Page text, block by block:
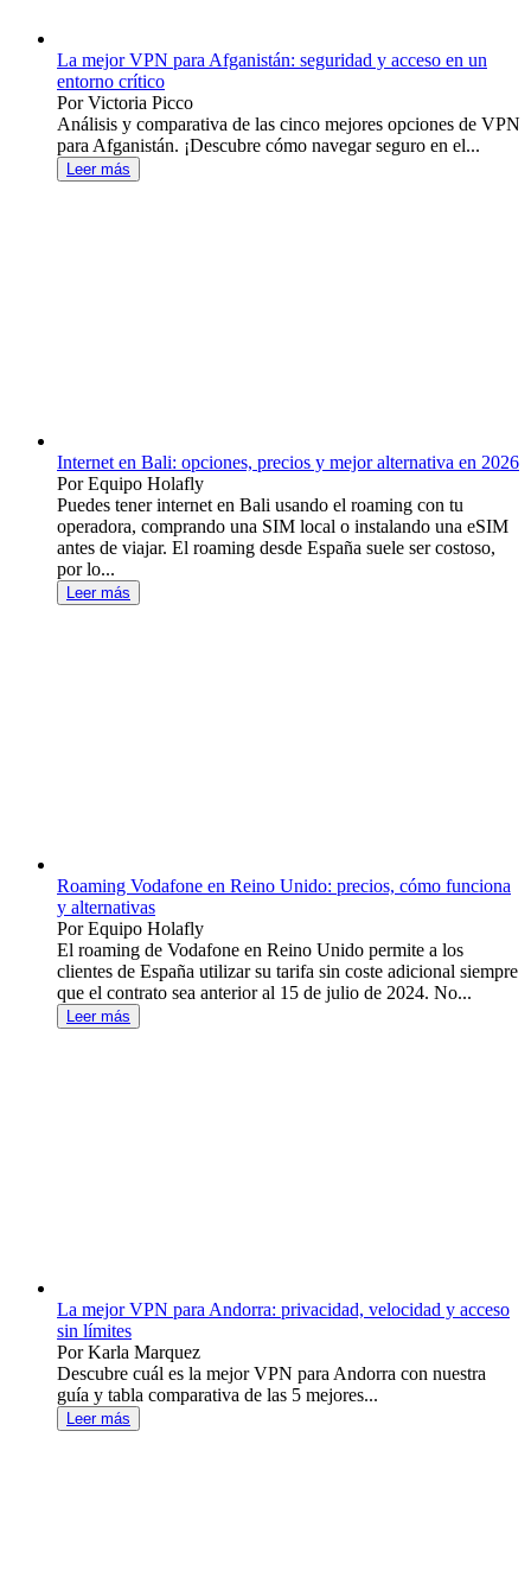
La mejor VPN para Afganistán: seguridad y acceso en un
entorno crítico
Por Victoria Picco
Análisis y comparativa de las cinco mejores opciones de VPN
para Afganistán. ¡Descubre cómo navegar seguro en el...
Leer más
Internet en Bali: opciones, precios y mejor alternativa en 2026
Por Equipo Holafly
Puedes tener internet en Bali usando el roaming con tu
operadora, comprando una SIM local o instalando una eSIM
antes de viajar. El roaming desde España suele ser costoso,
por lo...
Leer más
Roaming Vodafone en Reino Unido: precios, cómo funciona
y alternativas
Por Equipo Holafly
El roaming de Vodafone en Reino Unido permite a los
clientes de España utilizar su tarifa sin coste adicional siempre
que el contrato sea anterior al 15 de julio de 2024. No...
Leer más
La mejor VPN para Andorra: privacidad, velocidad y acceso
sin límites
Por Karla Marquez
Descubre cuál es la mejor VPN para Andorra con nuestra
guía y tabla comparativa de las 5 mejores...
Leer más